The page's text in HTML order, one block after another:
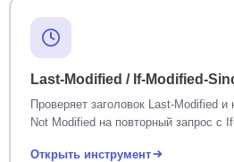
Last-Modified / If-Modified-
Проверяет заголовок Last-Modified и
Not Modified на повторный запрос с
Открыть инструмент